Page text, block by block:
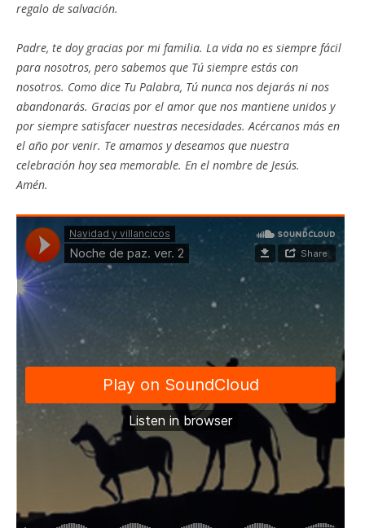
regalo de salvación.
Padre, te doy gracias por mi familia. La vida no es siempre fácil
para nosotros, pero sabemos que Tú siempre estás con
nosotros. Como dice Tu Palabra, Tú nunca nos dejarás ni nos
abandonarás. Gracias por el amor que nos mantiene unidos y
por siempre satisfacer nuestras necesidades. Acércanos más en
el año por venir. Te amamos y deseamos que nuestra
celebración hoy sea memorable. En el nombre de Jesús.
Amén.